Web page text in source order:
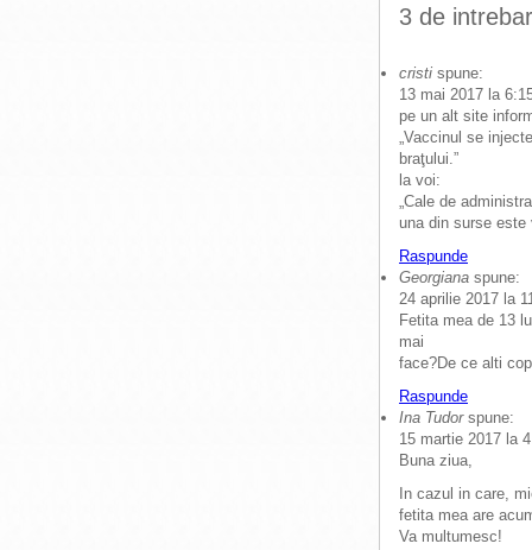
3 de
cristi spune:
13 mai 2017 la
pe un alt site
„Vaccinul se
braţului.”
la voi:
„Cale de
una din surse este
Raspunde
Georgiana spune:
24 aprilie 2017 la
Fetita mea de 13
mai
face?De ce alti
Raspunde
Ina Tudor spune:
15 martie 2017 la
Buna ziua,
In cazul in care,
fetita mea are
Va multumesc!